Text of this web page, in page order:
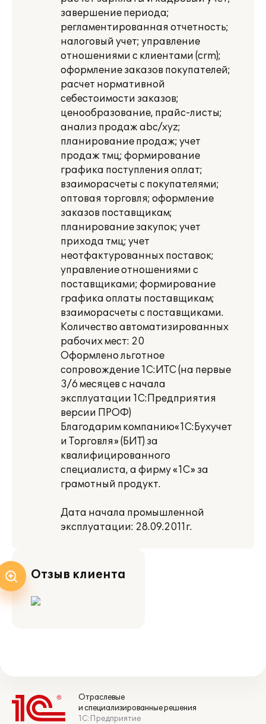
завершение периода;
регламентированная отчетность;
налоговый учет; управление
отношениями с клиентами (crm);
оформление заказов покупателей;
расчет нормативной
себестоимости заказов;
ценообразование, прайс-листы;
анализ продаж abc/xyz;
планирование продаж; учет
продаж тмц; формирование
графика поступления оплат;
взаиморасчеты с покупателями;
оптовая торговля; оформление
заказов поставщикам;
планирование закупок; учет
прихода тмц; учет
неотфактурованных поставок;
управление отношениями с
поставщиками; формирование
графика оплаты поставщикам;
взаиморасчеты с поставщиками.
Количество автоматизированных
рабочих мест: 20
Оформлено льготное
сопровождение 1С:ИТС (на первые
3/6 месяцев с начала
эксплуатации 1С:Предприятия
версии ПРОФ)
Благодарим компанию«1С:Бухучет
и Торговля» (БИТ) за
квалифицированного
специалиста, а фирму «1С» за
грамотный продукт.
Дата начала промышленной
эксплуатации: 28.09.2011г.
Отзыв клиента
Отраслевые
и специализированные решения
1С:Предприятие